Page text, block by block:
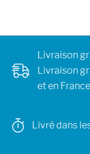
Livraison
Livraison
et en
Livré dans